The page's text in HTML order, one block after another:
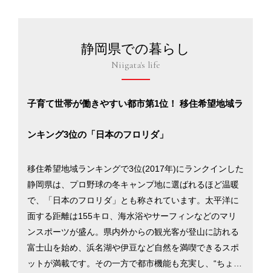
静岡県での暮らし
Niigata's life
子育て世帯が働きやすい都市第1位！ 移住希望地域ラ
ンキング3位の「日本のフロリダ」
移住希望地域ランキングで3位(2017年)にランクインした
静岡県は、プロ野球の冬キャンプ地に選ばれるほど温暖
で、「日本のフロリダ」とも称されています。太平洋に
面する距離は155キロ、海水浴やサーフィンなどのマリ
ンスポーツが盛ん。県内外からの観光客が登山に訪れる
富士山を始め、浜名湖や伊豆など自然を満喫できるスポ
ットが満載です。その一方で都市機能も充実し、“ちょう